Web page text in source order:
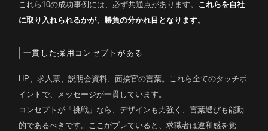
これら10の成功事例には、必ず共通点があります。 これらを自社
に取り入れられるかが、勝負の分かれ目となります。
一貫した採用コンセプトがある
HP、求人票、説明会資料、面接官の言葉。これら全てのタッチポ
イントで、メッセージが一貫しています。
コンセプトが「挑戦」なら、デザインも力強く、言葉選びも能動
的であるべきです。ここがブレていると、求職者は違和感を覚